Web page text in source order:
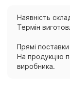
Наявність
Термін
Прямі
На продукцію
виробника.